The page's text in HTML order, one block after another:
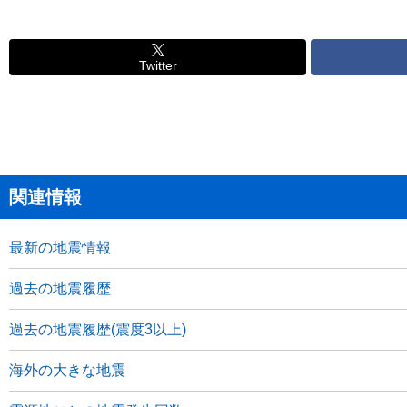
Twitter
関連情報
最新の地震情報
過去の地震履歴
過去の地震履歴(震度3以上)
海外の大きな地震